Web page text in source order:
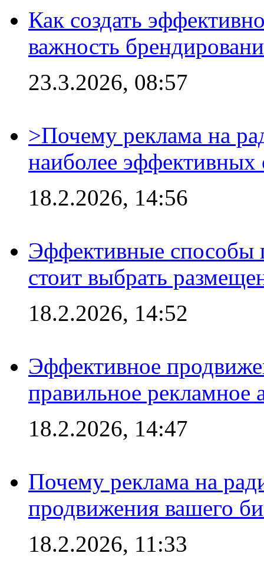
Как создать
важность
23.3.2026, 08:57
>Почему реклама на
наиболее эффективных
18.2.2026, 14:56
Эффективные способы
стоит выбрать
18.2.2026, 14:52
Эффективное
правильное рекламное
18.2.2026, 14:47
Почему реклама на
продвижения вашего
18.2.2026, 11:33